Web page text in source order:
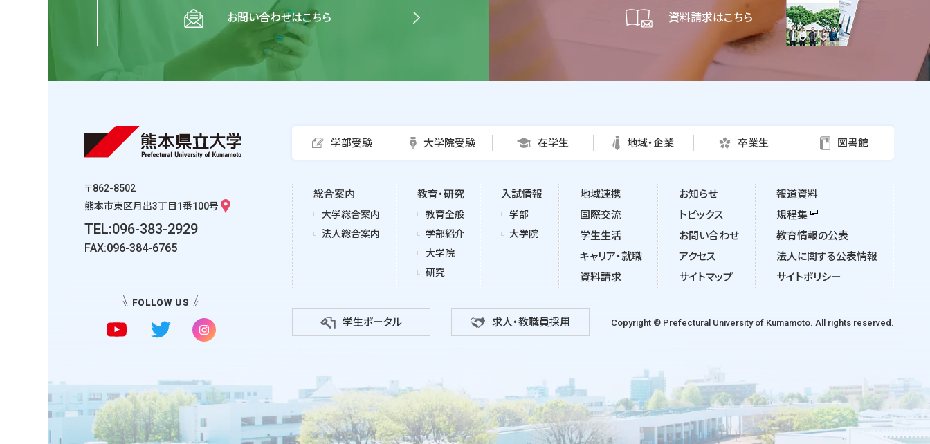
お問い合わせはこちら 資料請求はこちら
〒862-8502
熊本市東区月出3丁目1番100号
TEL:096-383-2929
FAX:096-384-6765
FOLLOW US
学部受験 大学院受験 在学生 地域・企業 卒業生 図書館
総合案内
大学総合案内
法人総合案内
教育・研究
教育全般
学部紹介
大学院
研究
入試情報
学部
大学院
地域連携
国際交流
学生生活
キャリア・就職
資料請求
お知らせ
トピックス
お問い合わせ
アクセス
サイトマップ
報道資料
規程集
教育情報の公表
法人に関する公表情報
サイトポリシー
学生ポータル 求人・教職員採用 Copyright © Prefectural University of Kumamoto. All rights reserved.